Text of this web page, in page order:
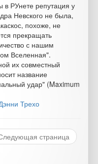
в РУнете репутация у
Невского не была,
похоже, не
прекращать
с нашим
Вселенная".
их совместный
название
удар" (Maximum
Трехо
страница